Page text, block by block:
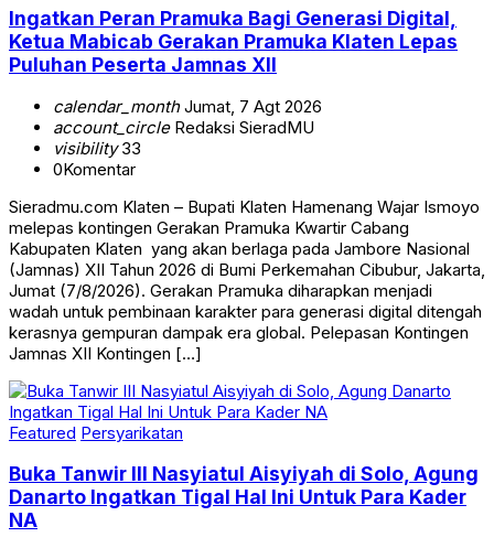
Ingatkan Peran Pramuka Bagi Generasi Digital,
Ketua Mabicab Gerakan Pramuka Klaten Lepas
Puluhan Peserta Jamnas XII
calendar_monthJumat, 7 Agt 2026
account_circleRedaksi SieradMU
visibility33
0Komentar
Sieradmu.com Klaten – Bupati Klaten Hamenang Wajar Ismoyo
melepas kontingen Gerakan Pramuka Kwartir Cabang
Kabupaten Klaten yang akan berlaga pada Jambore Nasional
(Jamnas) XII Tahun 2026 di Bumi Perkemahan Cibubur, Jakarta,
Jumat (7/8/2026). Gerakan Pramuka diharapkan menjadi
wadah untuk pembinaan karakter para generasi digital ditengah
kerasnya gempuran dampak era global. Pelepasan Kontingen
Jamnas XII Kontingen […]
Featured Persyarikatan
Buka Tanwir III Nasyiatul Aisyiyah di Solo, Agung
Danarto Ingatkan Tigal Hal Ini Untuk Para Kader
NA